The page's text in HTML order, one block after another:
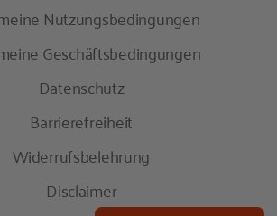
Nutzungsbedingungen
Geschäftsbedingungen
Datenschutz
Barrierefreiheit
Widerrufsbelehrung
Disclaimer